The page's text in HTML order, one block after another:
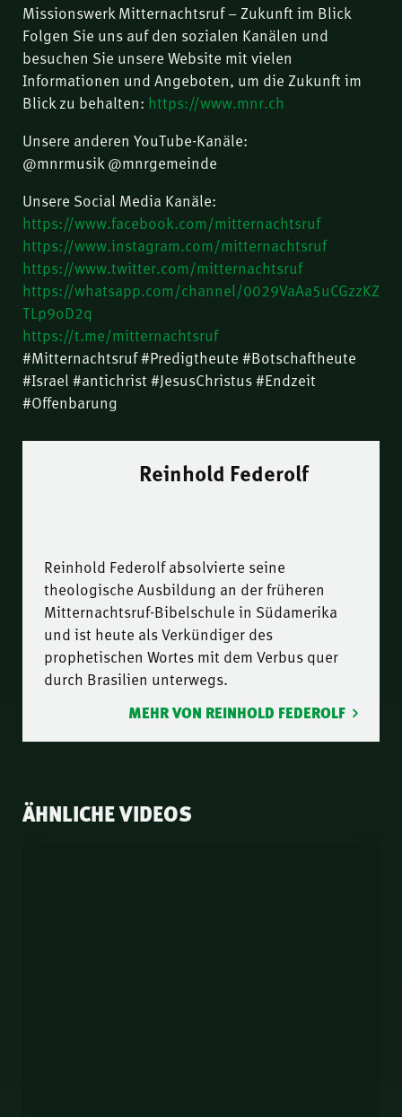
Missionswerk Mitternachtsruf – Zukunft im Blick
Folgen Sie uns auf den sozialen Kanälen und
besuchen Sie unsere Website mit vielen
Informationen und Angeboten, um die Zukunft im
Blick zu behalten: https://www.mnr.ch
Unsere anderen YouTube-Kanäle:
@mnrmusik @mnrgemeinde
Unsere Social Media Kanäle:
https://www.facebook.com/mitternachtsruf
https://www.instagram.com/mitternachtsruf
https://www.twitter.com/mitternachtsruf
https://whatsapp.com/channel/0029VaAa5uCGzzKZ
TLp9oD2q
https://t.me/mitternachtsruf
#Mitternachtsruf #Predigtheute #Botschaftheute
#Israel #antichrist #JesusChristus #Endzeit
#Offenbarung
Reinhold Federolf
Reinhold Federolf absolvierte seine
theologische Ausbildung an der früheren
Mitternachtsruf-Bibelschule in Südamerika
und ist heute als Verkündiger des
prophetischen Wortes mit dem Verbus quer
durch Brasilien unterwegs.
MEHR VON REINHOLD FEDEROLF
ÄHNLICHE VIDEOS